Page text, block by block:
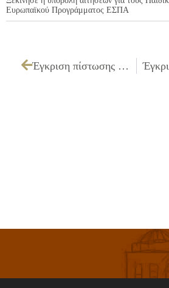
Ευρωπαϊκού Προγράμματος ΕΣΠΑ
Έγκριση πίστωσης ποσού 486,42 € υπέρ της «Η ΑΥΤΗ», εφημερίδα Η ΑΥΓΗ